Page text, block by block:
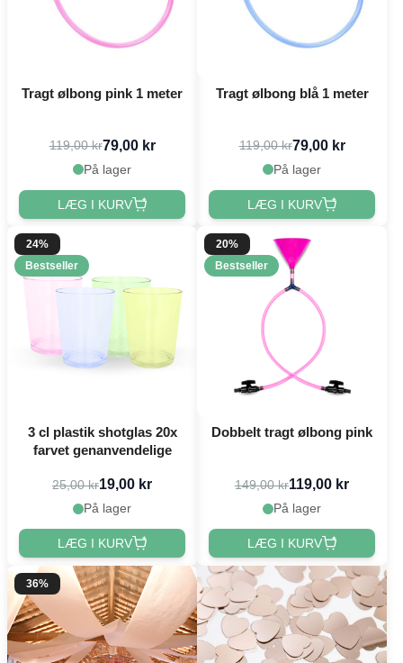
Tragt ølbong pink 1 meter
119,00 kr79,00 kr
På lager
LÆG I KURV
Tragt ølbong blå 1 meter
119,00 kr79,00 kr
På lager
LÆG I KURV
24%
Bestseller
3 cl plastik shotglas 20x
farvet genanvendelige
25,00 kr19,00 kr
På lager
LÆG I KURV
20%
Bestseller
Dobbelt tragt ølbong pink
149,00 kr119,00 kr
På lager
LÆG I KURV
36%